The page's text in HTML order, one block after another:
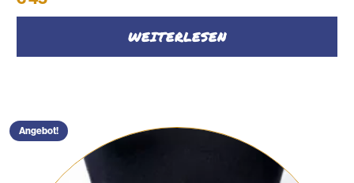
Preis
€ 50
Preis
€ 45.
WEITERLESEN
Angebot!